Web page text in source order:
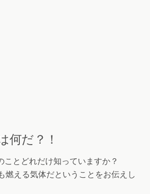
何だ？！
ことどれだけ知っていますか？
燃える気体だということをお伝えし